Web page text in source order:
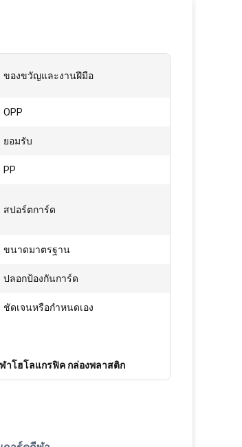
ของขวัญและงานฝีมือ
OPP
ยอมรับ
PP
สปอร์ตการ์ด
ขนาดมาตรฐาน
ปลอกป้องกันการ์ด
ชัดเจนหรือกำหนดเอง
าโฮโลแกรฟิค กล่องพลาสติก